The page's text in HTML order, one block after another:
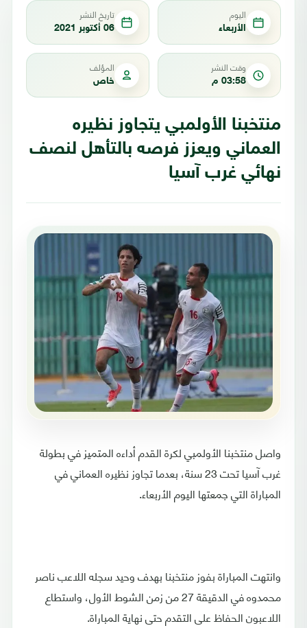
اليوم
الأربعاء
تاريخ النشر
06 أكتوبر 2021
وقت النشر
03:58 م
المؤلف
خاص
منتخبنا الأولمبي يتجاوز نظيره
العماني ويعزز فرصه بالتأهل لنصف
نهائي غرب آسيا
واصل منتخبنا الأولمبي لكرة القدم أداءه المتميز في بطولة
غرب آسيا تحت 23 سنة، بعدما تجاوز نظيره العماني في
المباراة التي جمعتها اليوم الأربعاء.
وانتهت المباراة بفوز منتخبنا بهدف وحيد سجله اللاعب ناصر
محمدوه في الدقيقة 27 من زمن الشوط الأول، واستطاع
اللاعبون الحفاظ على التقدم حتى نهاية المباراة.